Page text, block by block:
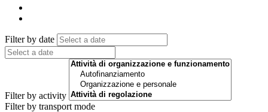
Filter by date
Filter by activity
Filter by transport mode